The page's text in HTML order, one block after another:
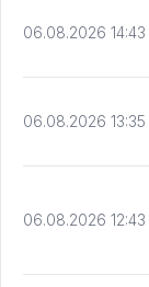
06.08.2026 14:43
06.08.2026 13:35
06.08.2026 12:43